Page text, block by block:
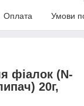
Оплата Умови
фіалок (N-
20г,